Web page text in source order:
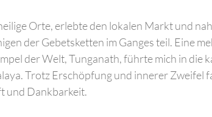
Orte, erlebte den lokalen Markt und
der Gebetsketten im Ganges teil. Eine
der Welt, Tunganath, führte mich in die
Trotz Erschöpfung und innerer Zweifel
und Dankbarkeit.